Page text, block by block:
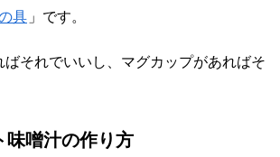
具 」です。
ばそれでいいし、マグカップがあればそ
味噌汁の作り方